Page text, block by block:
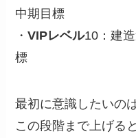
中期目標
・VIPレベル10：建
標
最初に意識したいの
この段階まで上げる